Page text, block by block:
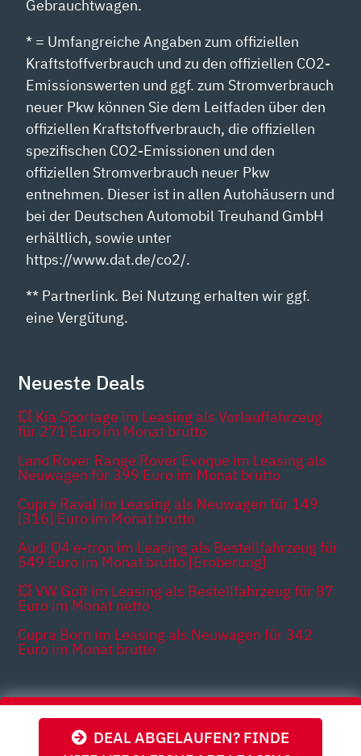
DEAL ABGELAUFEN? FINDE
Gebrauchtwagen.
* = Umfangreiche Angaben zum offiziellen
Kraftstoffverbrauch und zu den offiziellen CO2-
Emissionswerten und ggf. zum Stromverbrauch
neuer Pkw können Sie dem Leitfaden über den
offiziellen Kraftstoffverbrauch, die offiziellen
spezifischen CO2-Emissionen und den
offiziellen Stromverbrauch neuer Pkw
entnehmen. Dieser ist in allen Autohäusern und
bei der Deutschen Automobil Treuhand GmbH
erhältlich, sowie unter
https://www.dat.de/co2/.
** Partnerlink. Bei Nutzung erhalten wir ggf.
eine Vergütung.
Neueste Deals
💥 Kia Sportage im Leasing als Vorlauffahrzeug
für 271 Euro im Monat brutto
Land Rover Range Rover Evoque im Leasing als
Neuwagen für 399 Euro im Monat brutto
Cupra Raval im Leasing als Neuwagen für 149
[316] Euro im Monat brutto
Audi Q4 e-tron im Leasing als Bestellfahrzeug für
549 Euro im Monat brutto [Eroberung]
💥 VW Golf im Leasing als Bestellfahrzeug für 87
Euro im Monat netto
Cupra Born im Leasing als Neuwagen für 342
Euro im Monat brutto